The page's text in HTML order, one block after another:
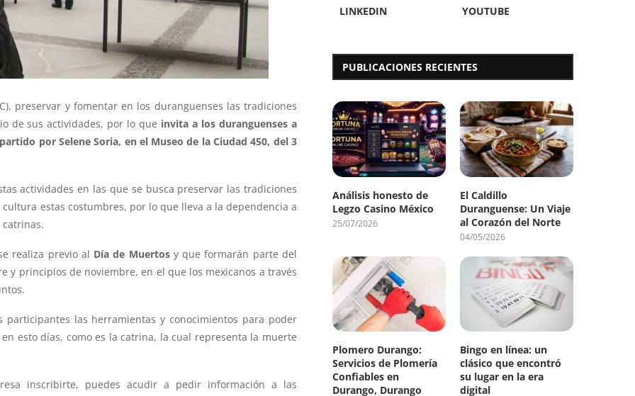
preservar y fomentar en los duranguenses las tradiciones
de sus actividades, por lo que invita a los duranguenses a
por Selene Soria, en el Museo de la Ciudad 450, del 3
actividades en las que se busca preservar las tradiciones
estas costumbres, por lo que lleva a la dependencia a
realiza previo al Día de Muertosy que formarán parte del
y principios de noviembre, en el que los mexicanos a través
las herramientas y conocimientos para poder
esto días, como es la catrina, la cual representa la muerte
inscribirte, puedes acudir a pedir información a las
LINKEDIN
YOUTUBE
PUBLICACIONES RECIENTES
Análisis honesto de
Legzo Casino México
25/07/2026
El Caldillo
Duranguense: Un Viaje
al Corazón del Norte
04/05/2026
Plomero Durango:
Servicios de Plomería
Confiables en
Durango, Durango
Bingo en línea: un
clásico que encontró
su lugar en la era
digital